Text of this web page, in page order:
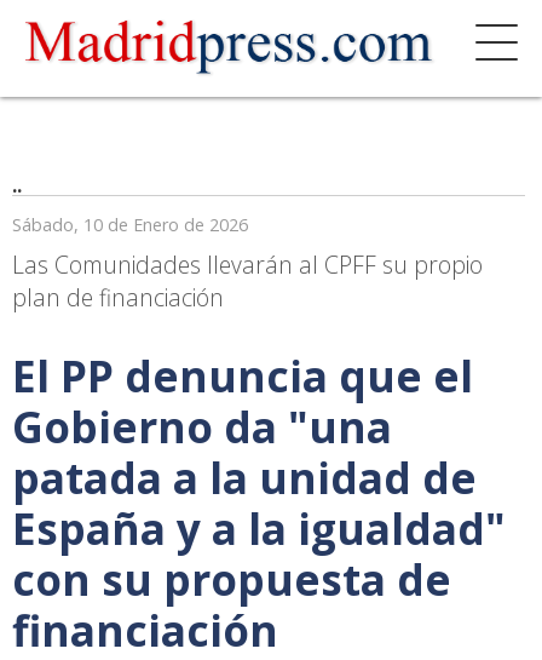
..
Sábado, 10 de Enero de 2026
Las Comunidades llevarán al CPFF su propio
plan de financiación
El PP denuncia que el
Gobierno da "una
patada a la unidad de
España y a la igualdad"
con su propuesta de
financiación